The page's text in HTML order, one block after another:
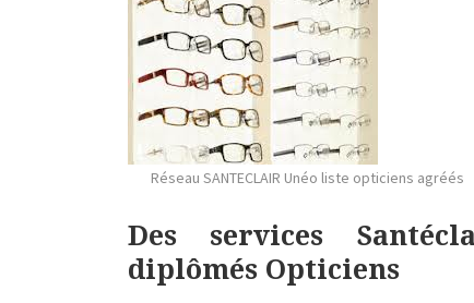
Réseau SANTECLAIR Unéo liste opticiens agréés
Des services
diplômés Opticiens